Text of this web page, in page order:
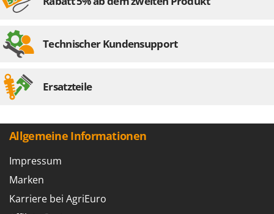
Technischer Kundensupport
Ersatzteile
Allgemeine Informationen
Impressum
Marken
Karriere bei AgriEuro